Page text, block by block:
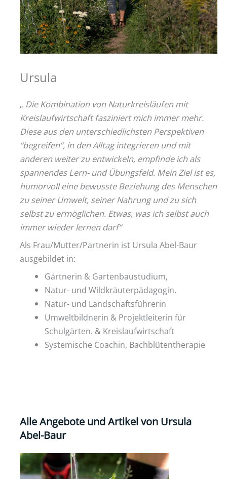
Ursula
„ Die Kombination von Naturkreisläufen mit
Kreislaufwirtschaft fasziniert mich immer mehr.
Diese aus den unterschiedlichsten Perspektiven
“begreifen“, in den Alltag integrieren und mit
anderen weiter zu entwickeln, empfinde ich als
spannendes Lern- und Übungsfeld. Mein Ziel ist es,
humorvoll eine bewusste Beziehung des Menschen
zu seiner Umwelt, seiner Nahrung und zu sich
selbst zu ermöglichen. Etwas, was ich selbst auch
immer wieder lernen darf“
Als Frau/Mutter/Partnerin ist Ursula Abel-Baur
ausgebildet in:
Gärtnerin & Gartenbaustudium,
Natur- und Wildkräuterpädagogin.
Natur- und Landschaftsführerin
Umweltbildnerin & Projektleiterin für
Schulgärten. & Kreislaufwirtschaft
Systemische Coachin, Bachblütentherapie
Alle Angebote und Artikel von Ursula
Abel-Baur